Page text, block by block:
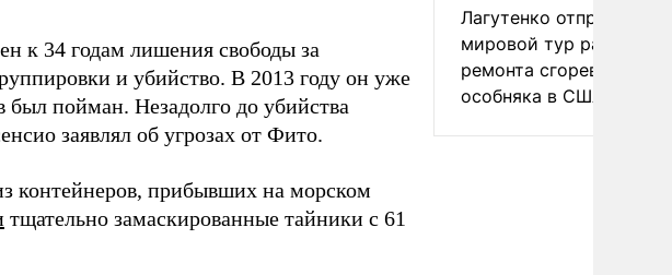
к 34 годам лишения свободы за
и убийство. В 2013 году он уже
был пойман. Незадолго до убийства
заявлял об угрозах от Фито.
контейнеров, прибывших на морском
тщательно замаскированные тайники с 61
Лагутенко отправился в
мировой тур ради
ремонта сгоревшего
особняка в США